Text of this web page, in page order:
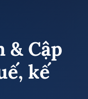
Cập
kế